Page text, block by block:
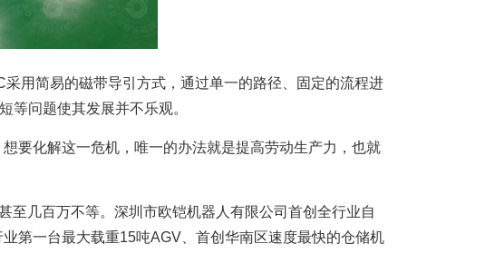
用简易的磁带导引方式，通过单一的路径、固定的流程进
等问题使其发展并不乐观。
要化解这一危机，唯一的办法就是提高劳动生产力，也就
至几百万不等。深圳市欧铠机器人有限公司首创全行业自
第一台最大载重15吨AGV、首创华南区速度最快的仓储机